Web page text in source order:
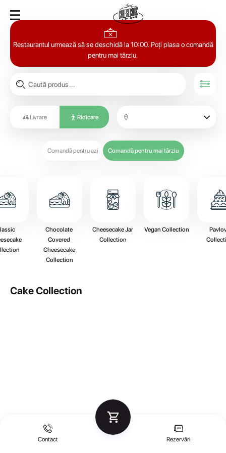
Restaurantul urmează să se deschidă la 10:00. Poți plasa o comandă
pentru mai târziu.
Livrare Ridicare
Comandă pentru azi Comandă pentru mai târziu
Chocolate
Covered
Cheesecake
Collection
Cheesecake Jar
Collection
Vegan Collection
Cake Collection
Contact Rezervări